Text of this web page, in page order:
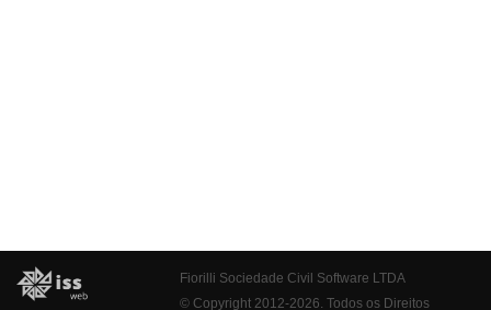
Fiorilli Sociedade Civil Software LTDA
© Copyright 2012-2026. Todos os Direitos